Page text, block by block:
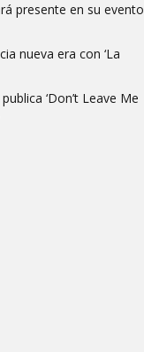
presente en su evento
nueva era con ‘La
‘Don’t Leave Me